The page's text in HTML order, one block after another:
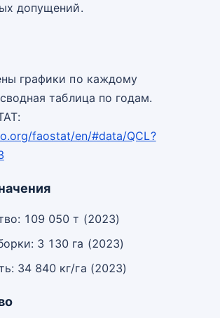
допущений.
графики по каждому
таблица по годам.
faostat/en/#data/QCL?
109 050 т (2023)
3 130 га (2023)
34 840 кг/га (2023)